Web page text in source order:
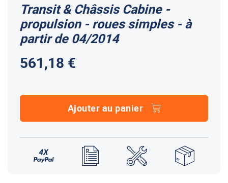
Transit & Châssis Cabine -
propulsion - roues simples - à
partir de 04/2014
561,18 €
Ajouter au panier